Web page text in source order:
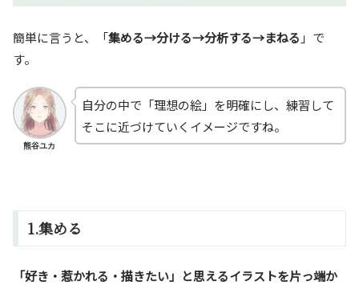
簡単に言うと、「集める→分ける→分析する→まねる 」で
す。
熊谷ユカ
自分の中で「理想の絵」を明確にし、練習して
そこに近づけていくイメージですね。
1.集める
「好き・惹かれる・描きたい」と思えるイラストを片っ端か